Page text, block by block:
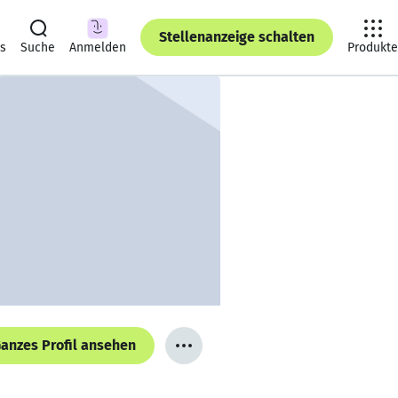
Suche Anmelden
Stellenanzeige schalten
Produkte
Profil ansehen